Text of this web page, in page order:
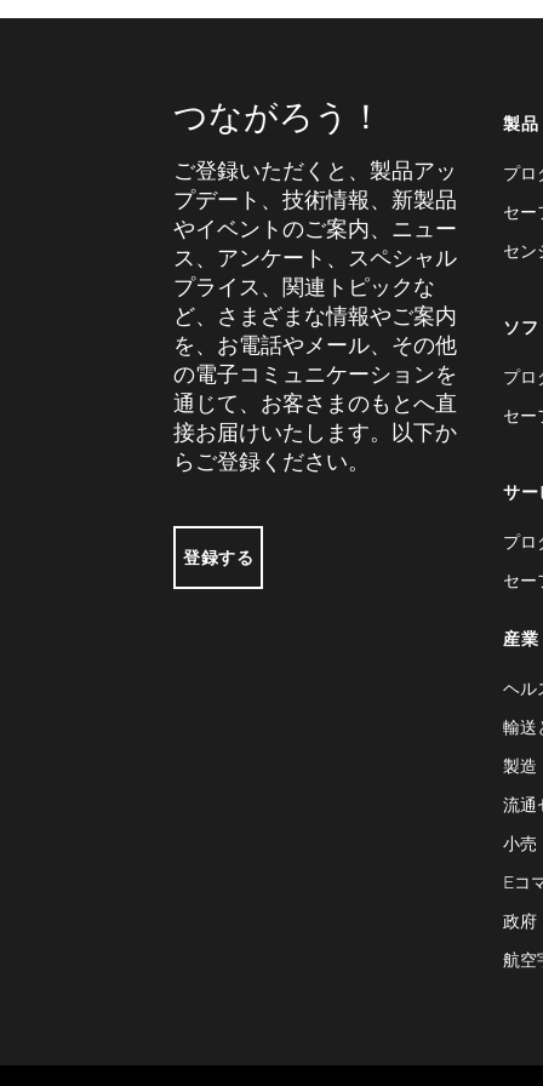
つながろう！
ご登録いただくと、製品アッ
プデート、技術情報、新製品
やイベントのご案内、ニュー
ス、アンケート、スペシャル
プライス、関連トピックな
ど、さまざまな情報やご案内
を、お電話やメール、その他
の電子コミュニケーションを
通じて、お客さまのもとへ直
接お届けいたします。以下か
らご登録ください。
登録する
製品
プロ
セー
セン
ソ
プロ
セー
サー
プロ
セー
産業
ヘル
輸送
製造
流通
小売
Eコ
政府
航空